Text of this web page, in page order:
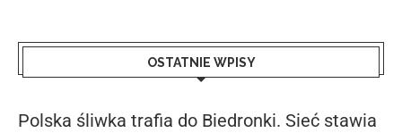
OSTATNIE WPISY
Polska śliwka trafia do Biedronki. Sieć stawia